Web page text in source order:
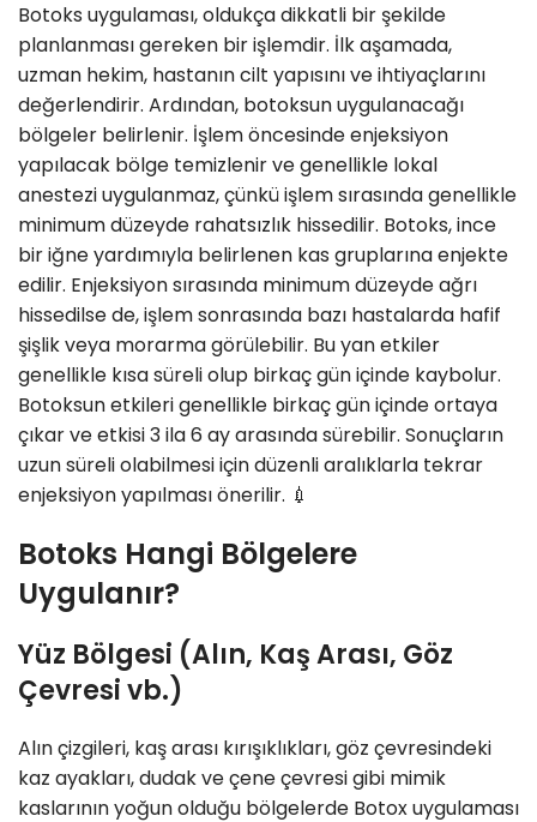
Botoks uygulaması, oldukça dikkatli bir şekilde
planlanması gereken bir işlemdir. İlk aşamada,
uzman hekim, hastanın cilt yapısını ve ihtiyaçlarını
değerlendirir. Ardından, botoksun uygulanacağı
bölgeler belirlenir. İşlem öncesinde enjeksiyon
yapılacak bölge temizlenir ve genellikle lokal
anestezi uygulanmaz, çünkü işlem sırasında genellikle
minimum düzeyde rahatsızlık hissedilir. Botoks, ince
bir iğne yardımıyla belirlenen kas gruplarına enjekte
edilir. Enjeksiyon sırasında minimum düzeyde ağrı
hissedilse de, işlem sonrasında bazı hastalarda hafif
şişlik veya morarma görülebilir. Bu yan etkiler
genellikle kısa süreli olup birkaç gün içinde kaybolur.
Botoksun etkileri genellikle birkaç gün içinde ortaya
çıkar ve etkisi 3 ila 6 ay arasında sürebilir. Sonuçların
uzun süreli olabilmesi için düzenli aralıklarla tekrar
enjeksiyon yapılması önerilir. 💉
Botoks Hangi Bölgelere
Uygulanır?
Yüz Bölgesi (Alın, Kaş Arası, Göz
Çevresi vb.)
Alın çizgileri, kaş arası kırışıklıkları, göz çevresindeki
kaz ayakları, dudak ve çene çevresi gibi mimik
kaslarının yoğun olduğu bölgelerde Botox uygulaması